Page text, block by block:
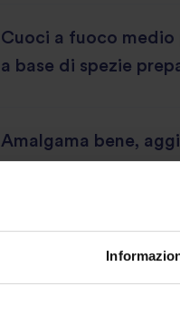
Cuoci a fuoco medio
a base di spezie
Amalgama bene,
scalda per un